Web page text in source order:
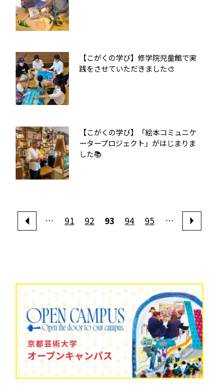
【こがくの学び】修学院児童館で実
践をさせていただきました🎨
【こがくの学び】「絵本コミュニケ
ータープロジェクト」がはじまりま
した📚
… 91 92 93 94 95 …